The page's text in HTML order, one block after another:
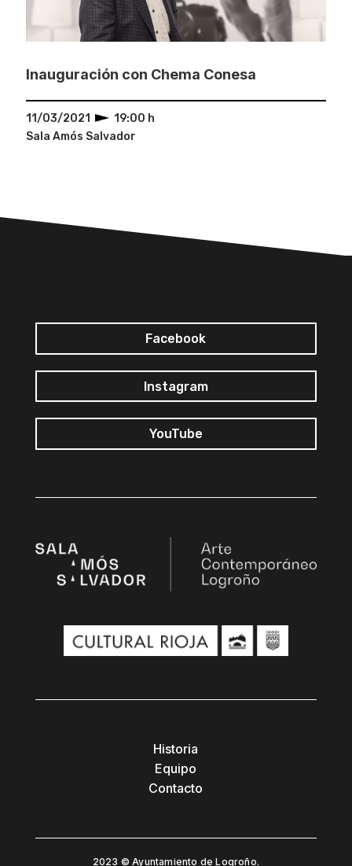
Inauguración con Chema Conesa
11/03/2021
19:00 h
Sala Amós Salvador
Facebook
Instagram
YouTube
Historia
Equipo
Contacto
2023 © Ayuntamiento de Logroño.